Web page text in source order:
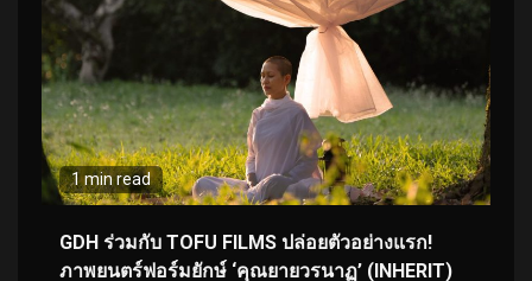
1 min read
GDH ร่วมกับ TOFU FILMS ปล่อยตัวอย่างแรก!
ภาพยนตร์ฟอร์มยักษ์ ‘คุณยายวรนาฏ’ (INHERIT)